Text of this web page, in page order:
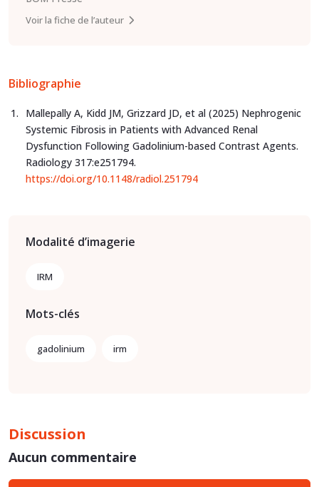
Voir la fiche de l’auteur
Bibliographie
Mallepally A, Kidd JM, Grizzard JD, et al (2025) Nephrogenic
Systemic Fibrosis in Patients with Advanced Renal
Dysfunction Following Gadolinium-based Contrast Agents.
Radiology 317:e251794.
https://doi.org/10.1148/radiol.251794
Modalité d’imagerie
IRM
Mots-clés
gadolinium irm
Discussion
Aucun commentaire